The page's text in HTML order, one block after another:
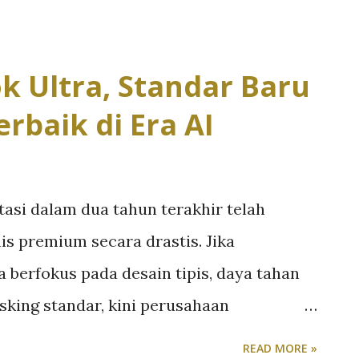
entry-level. realme menyebut perangkat
hari penggunaan normal, bahkan
telepon saat baterai tersisa
juga menyematkan teknologi 7-Year
kesehatan baterai tetap di atas 80
Di sektor performa, realme
Helio G92 Max yang dipadukan
menjaga stabilitas multitasking
Ultra, Standar Baru
di Era AI
dalam dua tahun terakhir telah
premium secara drastis. Jika
berfokus pada desain tipis, daya tahan
standar, kini perusahaan
READ MORE »